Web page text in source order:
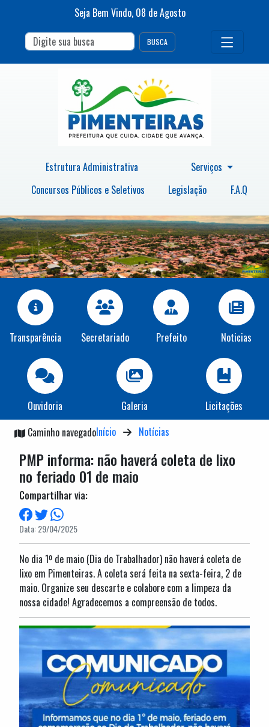
Seja Bem Vindo, 08 deAgosto
BUSCA
Estrutura Administrativa
Serviços
Concursos Públicos e Seletivos
Legislação F.A.Q
Transparência Secretariado Prefeito Noticias
Ouvidoria Galeria
Licitações
Caminho navegadoInício Notícias
PMP informa: não haverá coleta de lixo
no feriado 01 de maio
Compartilhar via:
Data: 29/04/2025
No dia 1º de maio (Dia do Trabalhador) não haverá coleta de
lixo em Pimenteiras. A coleta será feita na sexta-feira, 2 de
maio. Organize seu descarte e colabore com a limpeza da
nossa cidade! Agradecemos a compreensão de todos.